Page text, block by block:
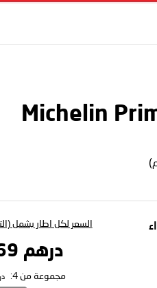
Michelin
السعر لكل اطار يشمل
درهم 1,017.69
مجموعة من 4: